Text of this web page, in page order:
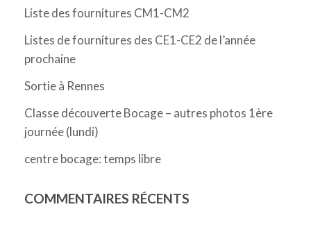
Liste des fournitures CM1-CM2
Listes de fournitures des CE1-CE2 de l’année
prochaine
Sortie à Rennes
Classe découverte Bocage – autres photos 1ère
journée (lundi)
centre bocage: temps libre
COMMENTAIRES RÉCENTS